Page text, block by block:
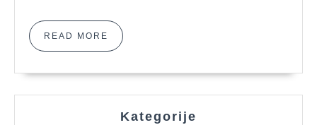
READ MORE READ
MORE
Kategorije